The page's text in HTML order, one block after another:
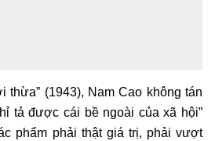
thừa” (1943), Nam Cao không tán
tả được cái bề ngoài của xã hội”
phẩm phải thật giá trị, phải vượt